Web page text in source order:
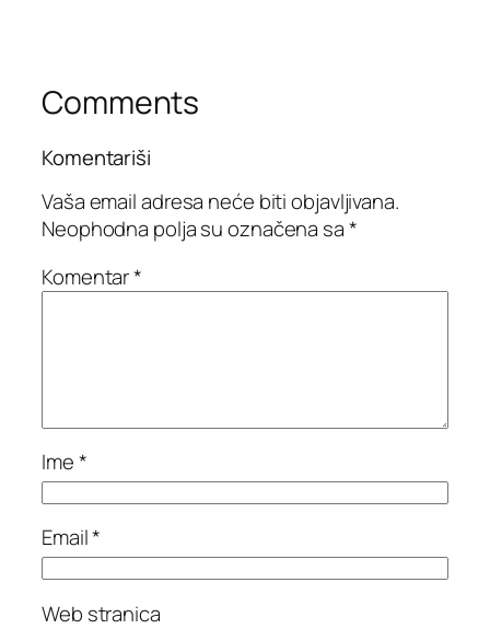
Comments
Komentariši
Vaša email adresa neće biti objavljivana.
Neophodna polja su označena sa*
Komentar*
Ime*
Email*
Web stranica